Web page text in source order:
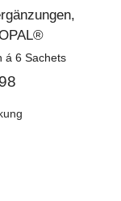
,
á 6 Sachets